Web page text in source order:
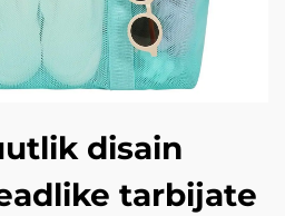
disain
tarbijate